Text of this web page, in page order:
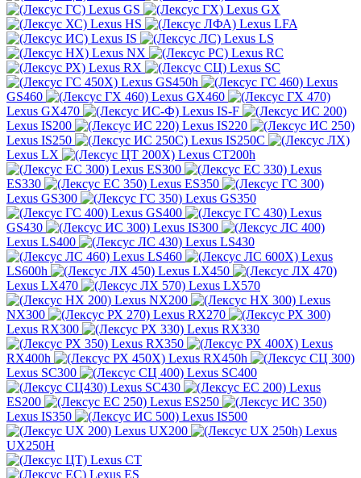
Lexus GS
Lexus GX
Lexus HS
Lexus LFA
Lexus IS
Lexus LS
Lexus NX
Lexus RC
Lexus RX
Lexus SC
Lexus GS450h
Lexus
GS460
Lexus GX460
Lexus GX470
Lexus IS-F
Lexus IS200
Lexus IS220
Lexus IS250
Lexus IS250C
Lexus LX
Lexus CT200h
Lexus ES300
Lexus
ES330
Lexus ES350
Lexus GS300
Lexus GS350
Lexus GS400
Lexus
GS430
Lexus IS300
Lexus LS400
Lexus LS430
Lexus LS460
Lexus
LS600h
Lexus LX450
Lexus LX470
Lexus LX570
Lexus NX200
Lexus
NX300
Lexus RX270
Lexus RX300
Lexus RX330
Lexus RX350
Lexus
RX400h
Lexus RX450h
Lexus SC300
Lexus SC400
Lexus SC430
Lexus
ES200
Lexus ES250
Lexus IS350
Lexus IS500
Lexus UX200
Lexus
UX250H
Lexus CT
Lexus ES